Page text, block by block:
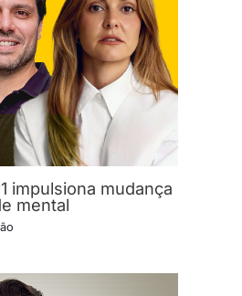
impulsiona mudança
mental